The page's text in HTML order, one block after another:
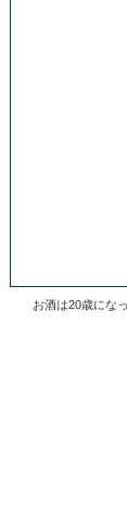
お酒は20歳にな